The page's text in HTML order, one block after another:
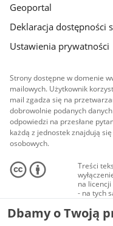
Geoportal
Deklaracja dostępności
Ustawienia prywatności
Strony dostępne w domenie
mailowych. Użytkownik
mail zgadza się na
dobrowolnie podanych
odpowiedzi na przesłane
każdą z jednostek znajdują
osobowych.
Treści
na
- na tych
Materiały
audio i
Creative
Dbamy o Twoją